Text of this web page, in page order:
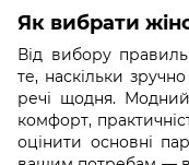
Як вибрати
Від вибору
те, наскільки
речі щодня.
комфорт,
оцінити основні